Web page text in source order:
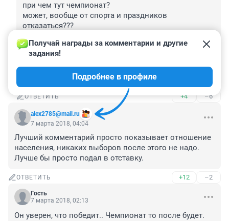
при чем тут чемпионат?
может, вообще от спорта и праздников
отказаться???
то, что для олигархов не ввели до сих пор
прогрессивную шкалу налогообложения до 70% вас
не смущает, а футбол прям поперек горла стоит,
дышать не можете!
ОТВЕТИТЬ +4 –6
alex2785@mail.ru
Получай награды за комментарии и другие
задания!
Подробнее в профиле
7 марта 2018, 04:04
Лучший комментарий просто показывает отношение
населения, никаких выборов после этого не надо.
Лучше бы просто подал в отставку.
ОТВЕТИТЬ +12 –2
Гость
7 марта 2018, 02:13
Он уверен, что победит.. Чемпионат то после будет.